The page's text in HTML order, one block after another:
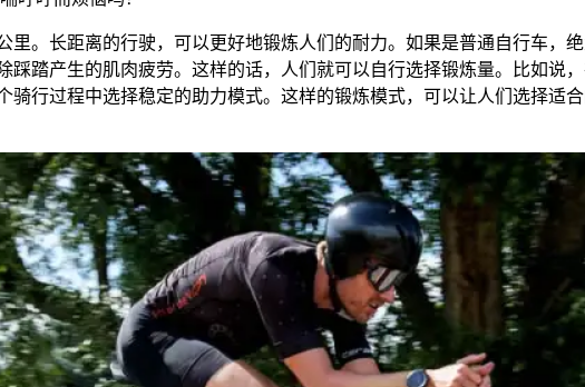
里。长距离的行驶，可以更好地锻炼人们的耐力。如果是普通自行车
踩踏产生的肌肉疲劳。这样的话，人们就可以自行选择锻炼量。比如说
骑行过程中选择稳定的助力模式。这样的锻炼模式，可以让人们选择适